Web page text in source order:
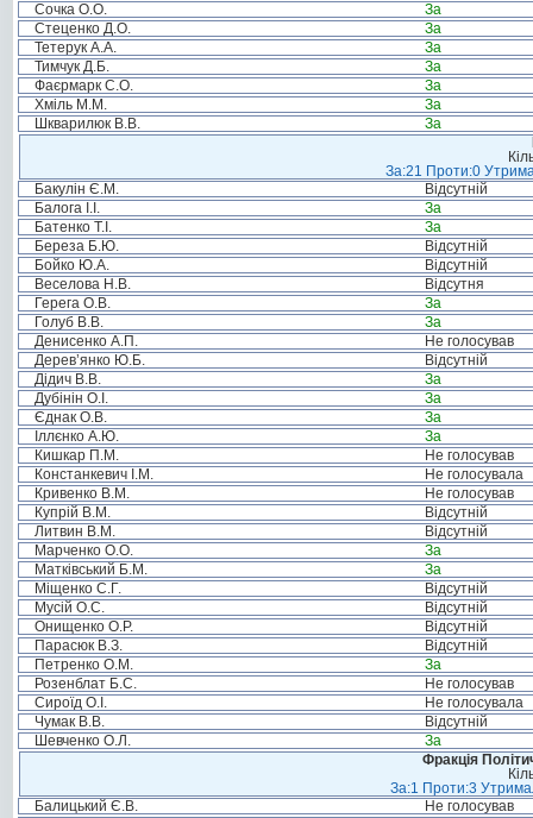
Сочка О.О.
За
Стеценко Д.О.
За
Тетерук А.А.
За
Тимчук Д.Б.
За
Фаєрмарк С.О.
За
Хміль М.М.
За
Шкварилюк В.В.
За
За:21 Проти:0
Бакулін Є.М.
Відсутній
Балога І.І.
За
Батенко Т.І.
За
Береза Б.Ю.
Відсутній
Бойко Ю.А.
Відсутній
Веселова Н.В.
Відсутня
Герега О.В.
За
Голуб В.В.
За
Денисенко А.П.
Не голосував
Дерев’янко Ю.Б.
Відсутній
Дідич В.В.
За
Дубінін О.І.
За
Єднак О.В.
За
Іллєнко А.Ю.
За
Кишкар П.М.
Не голосував
Констанкевич І.М.
Не голосувала
Кривенко В.М.
Не голосував
Купрій В.М.
Відсутній
Литвин В.М.
Відсутній
Марченко О.О.
За
Матківський Б.М.
За
Міщенко С.Г.
Відсутній
Мусій О.С.
Відсутній
Онищенко О.Р.
Відсутній
Парасюк В.З.
Відсутній
Петренко О.М.
За
Розенблат Б.С.
Не голосував
Сироїд О.І.
Не голосувала
Чумак В.В.
Відсутній
Шевченко О.Л.
За
Фракція
За:1 Проти:3
Балицький Є.В.
Не голосував